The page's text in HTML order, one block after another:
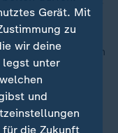
und verfolgen
ZDF-
wiederkehrenden
unangenehm
Gerät. Mit
zu
wir deine
legst unter
und
die Zukunft